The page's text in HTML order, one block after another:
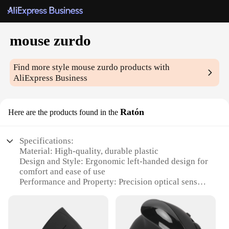
mouse zurdo
Find more stylemouse zurdo products with
AliExpress Business
Here are the products found in the Ratón
Specifications:
Material: High-quality, durable plastic
Design and Style: Ergonomic left-handed design for
comfort and ease of use
Performance and Property: Precision optical sensor
Parts and Accessories: Comes with a wired
connection for reliable performance
Usage and Purpose: Ideal for both casual and